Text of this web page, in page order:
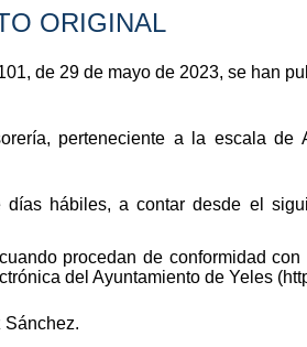
ORIGINAL
de 29 de mayo de 2023, se han
perteneciente a la escala de
hábiles, a contar desde el
procedan de conformidad
del Ayuntamiento de Yeles
Sánchez.